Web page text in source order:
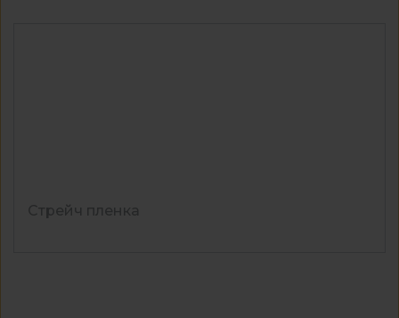
Стрейч пленка